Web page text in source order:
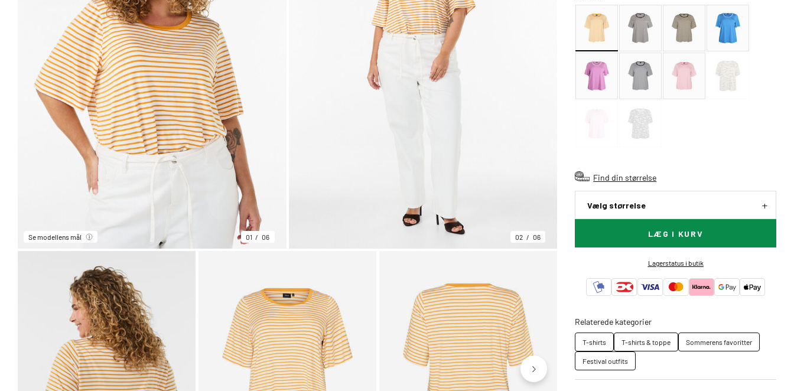
Se modellens mål 01 06 02 06
Find din størrelse
Vælg størrelse
LÆG I KURV
Lagerstatus i butik
Relaterede kategorier
T-shirts T-shirts & toppe
Sommerens favoritter
Festival outfits